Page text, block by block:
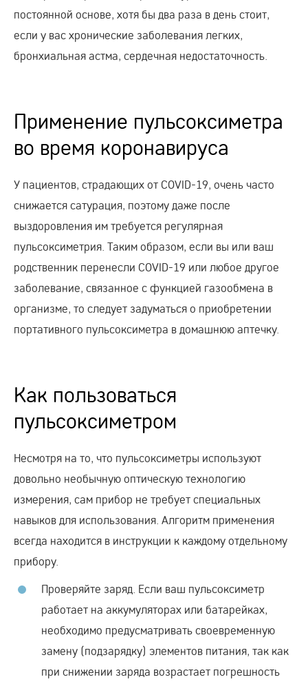
постоянной основе, хотя бы два раза в день стоит,
если у вас хронические заболевания легких,
бронхиальная астма, сердечная недостаточность.
Применение пульсоксиметра
во время коронавируса
У пациентов, страдающих от COVID-19, очень часто
снижается сатурация, поэтому даже после
выздоровления им требуется регулярная
пульсоксиметрия. Таким образом, если вы или ваш
родственник перенесли COVID-19 или любое другое
заболевание, связанное с функцией газообмена в
организме, то следует задуматься о приобретении
портативного пульсоксиметра в домашнюю аптечку.
Как пользоваться
пульсоксиметром
Несмотря на то, что пульсоксиметры используют
довольно необычную оптическую технологию
измерения, сам прибор не требует специальных
навыков для использования. Алгоритм применения
всегда находится в инструкции к каждому отдельному
прибору.
Проверяйте заряд. Если ваш пульсоксиметр
работает на аккумуляторах или батарейках,
необходимо предусматривать своевременную
замену (подзарядку) элементов питания, так как
при снижении заряда возрастает погрешность